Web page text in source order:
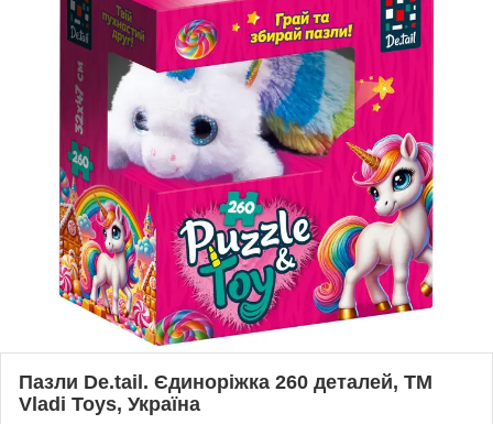
Пазли De.tail. Єдиноріжка 260 деталей, ТМ
Vladi Toys, Україна